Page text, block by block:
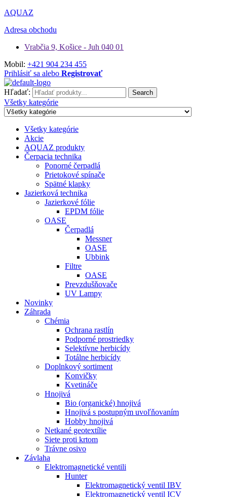
AQUAZ
Adresa obchodu
Vrabčia 9, Košice - Juh 040 01
Mobil: +421 904 234 455
Prihlásiť sa alebo Registrovať
Hľadať: Search
Všetky kategórie
Všetky kategórie
Akcie
AQUAZ produkty
Čerpacia technika
Ponorné čerpadlá
Prietokové spínače
Spätné klapky
Jazierková technika
Jazierkové fólie
EPDM fólie
OASE
Čerpadlá
Messner
OASE
Ubbink
Filtre
OASE
Prevzdušňovače
UV Lampy
Novinky
Záhrada
Chémia
Ochrana rastlín
Podporné prostriedky
Selektívne herbicídy
Totálne herbicídy
Doplnkový sortiment
Konvičky
Kvetináče
Hnojivá
Bio (organické) hnojivá
Hnojivá s postupným uvoľňovaním
Hobby hnojivá
Netkané geotextílie
Siete proti krtom
Trávne osivo
Závlaha
Elektromagnetické ventili
Hunter
Elektromagnetický ventil IBV
Elektromagnetický ventil ICV